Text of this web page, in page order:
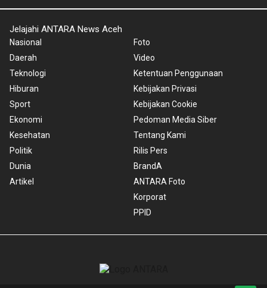
Jelajahi ANTARA News Aceh
Nasional
Daerah
Teknologi
Hiburan
Sport
Ekonomi
Kesehatan
Politik
Dunia
Artikel
Foto
Video
Ketentuan Penggunaan
Kebijakan Privasi
Kebijakan Cookie
Pedoman Media Siber
Tentang Kami
Rilis Pers
BrandA
ANTARA Foto
Korporat
PPID